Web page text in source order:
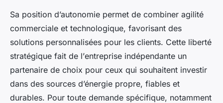
Sa position d’autonomie permet de combiner agilité
commerciale et technologique, favorisant des
solutions personnalisées pour les clients. Cette liberté
stratégique fait de l’entreprise indépendante un
partenaire de choix pour ceux qui souhaitent investir
dans des sources d’énergie propre, fiables et
durables. Pour toute demande spécifique, notamment